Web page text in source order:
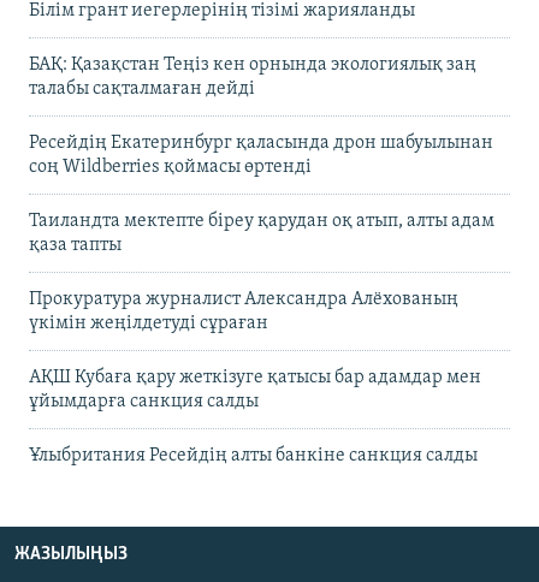
Білім грант иегерлерінің тізімі жарияланды
БАҚ: Қазақстан Теңіз кен орнында экологиялық заң
талабы сақталмаған дейді
Ресейдің Екатеринбург қаласында дрон шабуылынан
соң Wildberries қоймасы өртенді
Таиландта мектепте біреу қарудан оқ атып, алты адам
қаза тапты
Прокуратура журналист Александра Алёхованың
үкімін жеңілдетуді сұраған
АҚШ Кубаға қару жеткізуге қатысы бар адамдар мен
ұйымдарға санкция салды
Ұлыбритания Ресейдің алты банкіне санкция салды
ЖАЗЫЛЫҢЫЗ